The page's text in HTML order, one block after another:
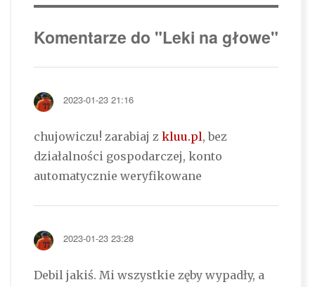
Komentarze do "Leki na głowe"
2023-01-23 21:16
chujowiczu! zarabiaj z kluu.pl, bez
działalności gospodarczej, konto
automatycznie weryfikowane
2023-01-23 23:28
Debil jakiś. Mi wszystkie zęby wypadły, a